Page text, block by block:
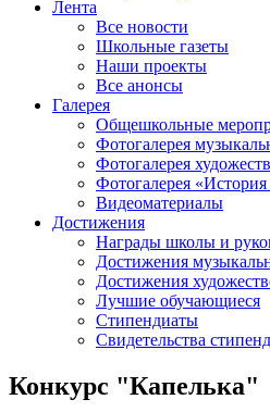
Лента
Все новости
Школьные газеты
Наши проекты
Все анонсы
Галерея
Общешкольные
Фотогалерея
Фотогалерея
Фотогалерея
Видеоматериалы
Достижения
Награды школы и
Достижения
Достижения
Лучшие обучающиеся
Стипендиаты
Свидетельства
Конкурс "Капелька"